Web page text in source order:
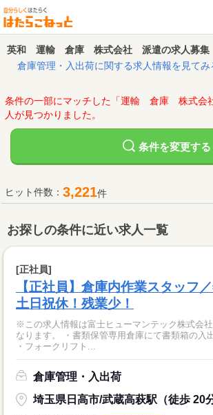
英和 運輸 倉庫 株式会社 派遣の求人募集
倉庫管理・入出荷に関する求人情報を見てみ
条件の一部にマッチした「運輸 倉庫 株式会
人が見つかりました。
条件を変更する
ヒット件数： 3,221件
お探しの条件に近い求人一覧
[正社員]
【正社員】倉庫内作業スタッフ
土日祝休！残業少！
※この求人情報は富士ヒューマンテック株式会
なります。 ・書類保管専用倉庫にて書類箱の入
・フォークリフト...
倉庫管理・入出荷
埼玉県日高市/武蔵高萩駅（徒歩 20分